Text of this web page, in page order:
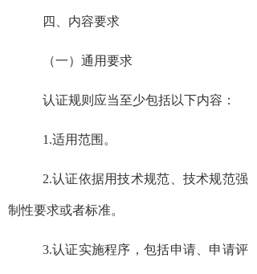
四、内容要求
（一）通用要求
认证规则应当至少包括以下内容：
1.适用范围。
2.认证依据用技术规范、技术规范强
制性要求或者标准。
3.认证实施程序，包括申请、申请评